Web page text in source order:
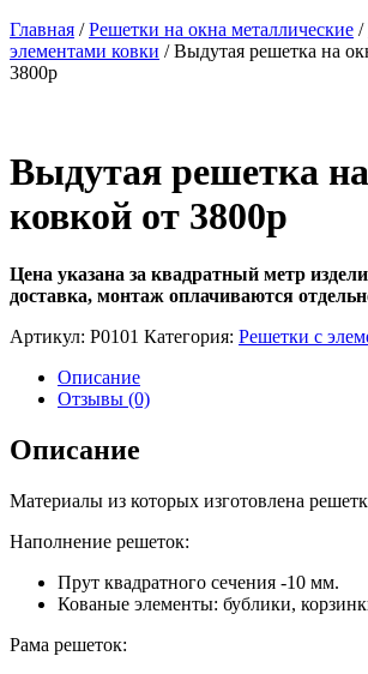
Главная /Решетки на окна металлические /
элементами ковки / Выдутая решетка на
3800р
Выдутая решетка
ковкой от 3800р
Цена указана за квадратный метр
доставка, монтаж оплачиваются
Артикул: Р0101 Категория: Решетки с
Описание
Отзывы (0)
Описание
Материалы из которых изготовлена
Наполнение решеток:
Прут квадратного сечения -10 мм.
Кованые элементы: бублики,
Рама решеток: